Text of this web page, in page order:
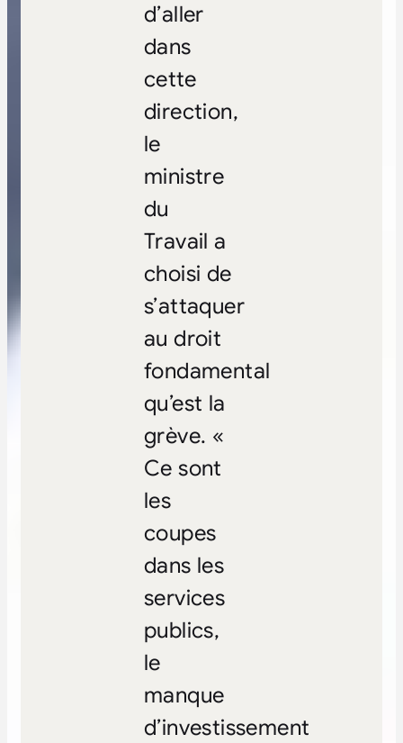
d’aller
dans
cette
direction,
le
ministre
du
Travail a
choisi de
s’attaquer
au droit
fondamental
qu’est la
grève. «
Ce sont
les
coupes
dans les
services
publics,
le
manque
d’investissement